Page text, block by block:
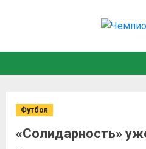
Футбол
«Солидарность»